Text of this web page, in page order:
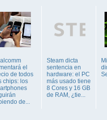
el
de todos
chips: los
de...
Steam dicta
sentencia en
hardware: el PC
más usado tiene
8 Cores y 16 GB
de RAM, ¿tie...